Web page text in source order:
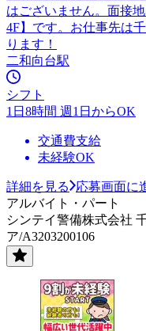
はございません。面接
4F】です。お仕事先は
ります！
二和向台駅
シフト
1日8時間 週1日からOK
交通費支給
未経験OK
詳細を見る
応募画面に
アルバイト・パート
シンテイ警備株式会社
ア/A3203200106